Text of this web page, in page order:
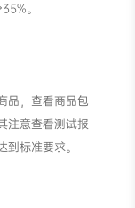
。
品，查看商品包
注意查看测试报
标准要求。